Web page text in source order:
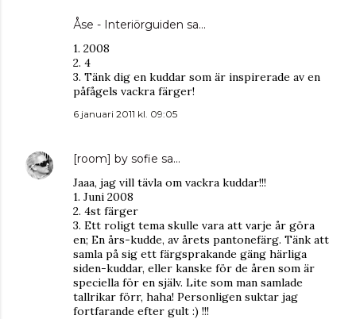
Åse - Interiörguiden sa…
1. 2008
2. 4
3. Tänk dig en kuddar som är inspirerade av en
påfågels vackra färger!
6 januari 2011 kl. 09:05
[room] by sofie sa…
Jaaa, jag vill tävla om vackra kuddar!!!
1. Juni 2008
2. 4st färger
3. Ett roligt tema skulle vara att varje år göra
en; En års-kudde, av årets pantonefärg. Tänk att
samla på sig ett färgsprakande gäng härliga
siden-kuddar, eller kanske för de åren som är
speciella för en själv. Lite som man samlade
tallrikar förr, haha! Personligen suktar jag
fortfarande efter gult :) !!!